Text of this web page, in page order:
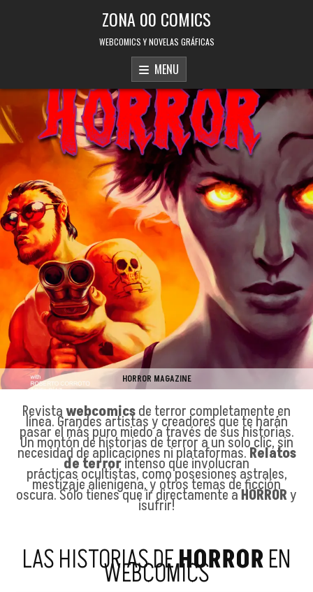
ZONA 00 COMICS
WEBCOMICS Y NOVELAS GRÁFICAS
MENU
HORROR MAGAZINE
Revistawebcomicsde terror completamente en
línea. Grandes artistas y creadores que te harán
pasar el más puro miedo a través de sus historias.
Un montón de historias de terror a un solo clic, sin
necesidad de aplicaciones ni plataformas.Relatos
de terrorintenso que involucran
prácticas ocultistas, como posesiones astrales,
mestizaje alienígena, y otros temas de ficción
oscura. Sólo tienes que ir directamente aHORRORy
¡sufrir!
LAS HISTORIAS DEHORROREN
WEBCOMICS